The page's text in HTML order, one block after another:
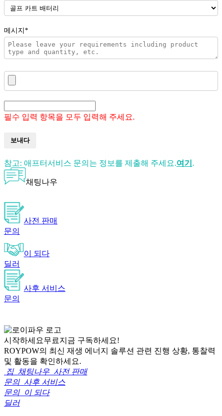
메시지*
필수 입력 항목을 모두 입력해 주세요.
보내다
참고: 애프터서비스 문의는 정보를 제출해 주세요.여기 .
채팅나우
사전 판매
문의
이 되다
딜러
사후 서비스
문의
시작하세요무료지금 구독하세요!
ROYPOW의 최신 재생 에너지 솔루션 관련 진행 상황, 통찰력
및 활동을 확인하세요.
집 채팅나우 사전 판매
문의 사후 서비스
문의 이 되다
딜러